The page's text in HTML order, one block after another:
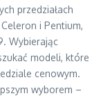
przedziałach
i Pentium,
Wybierając
modeli, które
cenowym.
wyborem –